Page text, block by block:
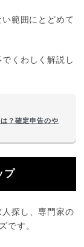
範囲にとどめて
くわしく解説し
？確定申告のや
プ
探し、専門家の
です。